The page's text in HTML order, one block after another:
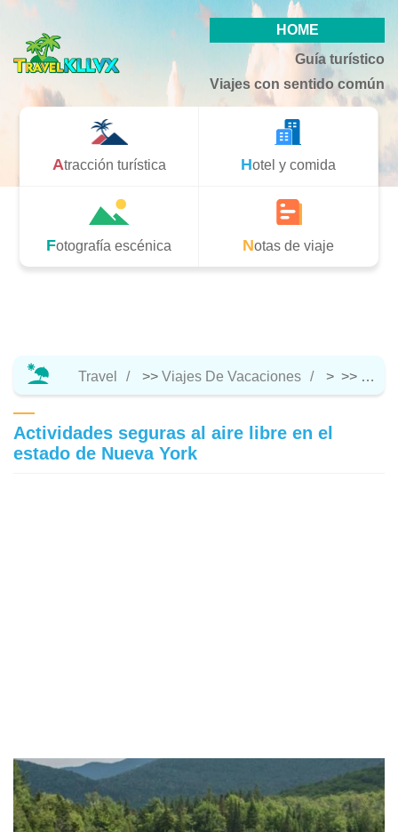
HOME
Guía turístico
Viajes con sentido común
Atracción turística Hotel y comida
Fotografía escénica Notas de viaje
Travel >> Viajes De Vacaciones > >>
Actividades seguras al aire libre en el
estado de Nueva York